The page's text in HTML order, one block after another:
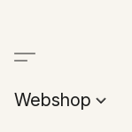
Webshop